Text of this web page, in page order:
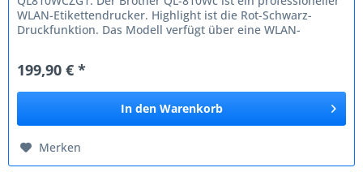
WLAN-Etikettendrucker. Highlight ist die Rot-Schwarz-
Druckfunktion. Das Modell verfügt über eine WLAN-
199,90 € *
In den Warenkorb
Merken